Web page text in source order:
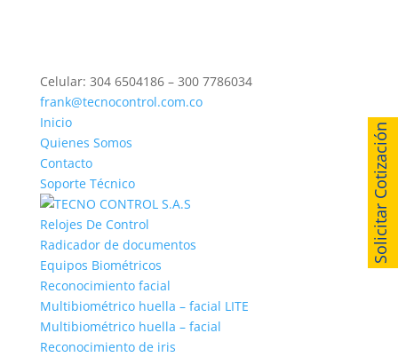
Celular: 304 6504186 – 300 7786034
frank@tecnocontrol.com.co
Inicio
Quienes Somos
Contacto
Soporte Técnico
Relojes De Control
Radicador de documentos
Equipos Biométricos
Reconocimiento facial
Multibiométrico huella – facial LITE
Multibiométrico huella – facial
Reconocimiento de iris
Solicitar Cotización